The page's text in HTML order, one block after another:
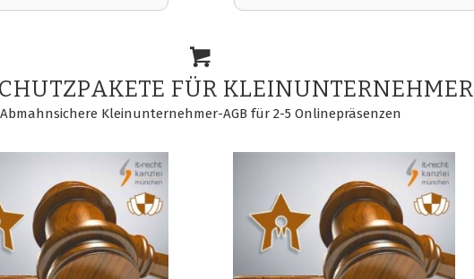
FÜR KLEINUNTERNEHMER
Abmahnsichere Kleinunternehmer-AGB für 2-5 Onlinepräsenzen